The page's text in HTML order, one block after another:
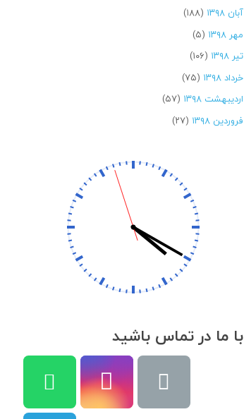
آبان ۱۳۹۸
(۱۸۸)
مهر ۱۳۹۸
(۵)
تیر ۱۳۹۸
(۱۰۶)
خرداد ۱۳۹۸
(۷۵)
اردیبهشت ۱۳۹۸
(۵۷)
فروردین ۱۳۹۸
(۲۷)
با ما در تماس باشید